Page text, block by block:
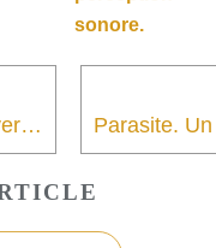
sonore.
107 ans. Un amour fou traversé par l’adolescence et la littérature